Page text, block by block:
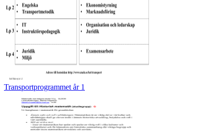
Transportprogrammet år 1